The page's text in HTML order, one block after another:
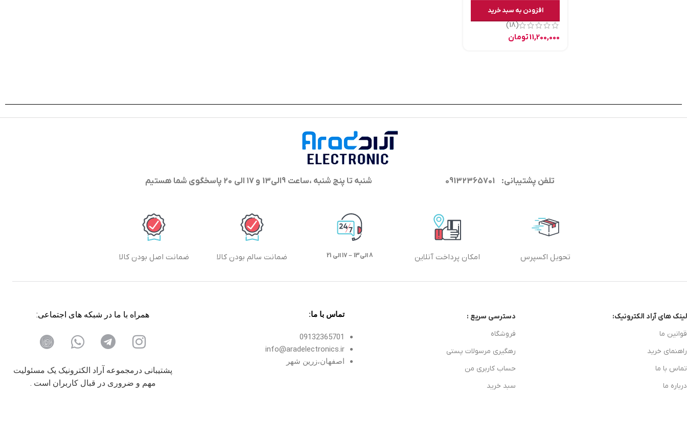
افزودن به سبد خرید
(18)
11,200,000تومان
تلفن پشتیبانی: 09132365701 شنبه تا پنج شنبه ،ساعت 9الی13 و 17 الی 20 پاسخگوی شما هستیم
تحویل اکسپرس امکان پرداخت آنلاین 8 الی13 – 17 الی 21 ضمانت سالم بودن کالا ضمانت اصل بودن کالا
لینک های آراد الکترونیک:
قوانین ما
راهنمای خرید
تماس با ما
درباره ما
دسترسی سریع :
فروشگاه
رهگیری مرسولات پستی
حساب کاربری من
سبد خرید
تماس با ما:
09132365701
info@aradelectronics.ir
اصفهان،زرین شهر
همراه با ما در شبکه های اجتماعی:
پشتیبانی درمجموعه آراد الکترونیک یک مسئولیت
مهم و ضروری در قبال کاربران است .